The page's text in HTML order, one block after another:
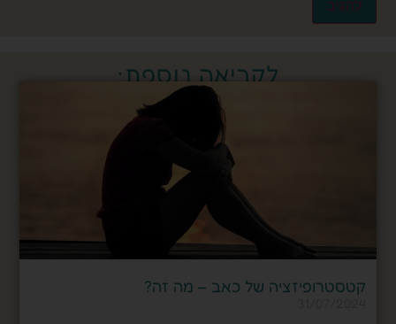
לקריאה נוספת:
קטסטרופיזציה של כאב – מה זה?